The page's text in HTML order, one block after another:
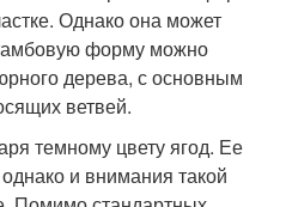
Однако она может
форму можно
дерева, с основным
ветвей.
темному цвету ягод. Ее
и внимания такой